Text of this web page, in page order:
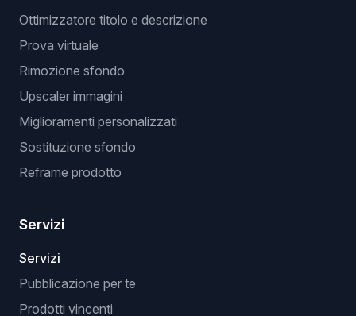
Ottimizzatore titolo e descrizione
Prova virtuale
Rimozione sfondo
Upscaler immagini
Miglioramenti personalizzati
Sostituzione sfondo
Reframe prodotto
Servizi
Servizi
Pubblicazione per te
Prodotti vincenti